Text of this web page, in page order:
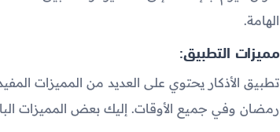
الهامة.
مميزات التطبيق:
تطبيق الأذكار يحتوي على العديد من المميزات
رمضان وفي جميع الأوقات. إليك بعض المميزات